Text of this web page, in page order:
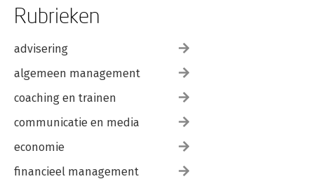
Rubrieken
advisering
algemeen management
coaching en trainen
communicatie en media
economie
financieel management